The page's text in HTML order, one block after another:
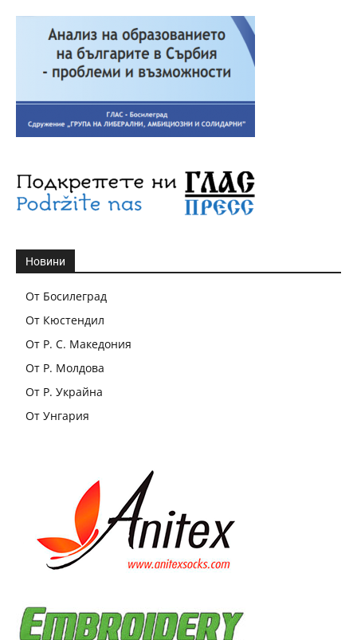
Новини
От Босилеград
От Кюстендил
От Р. С. Македония
От Р. Молдова
От Р. Украйна
От Унгария